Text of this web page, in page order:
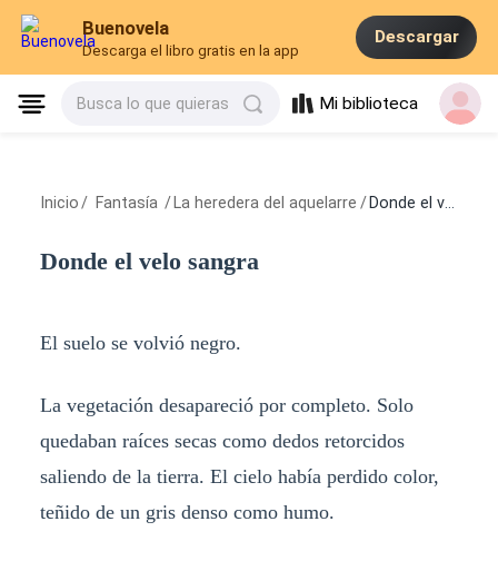
Buenovela
Descarga el libro gratis en la app
Descargar
Busca lo que quieras Mi biblioteca
Inicio / Fantasía / La heredera del aquelarre / Donde el velo sangra
Donde el velo sangra
El suelo se volvió negro.
La vegetación desapareció por completo. Solo
quedaban raíces secas como dedos retorcidos
saliendo de la tierra. El cielo había perdido color,
teñido de un gris denso como humo.